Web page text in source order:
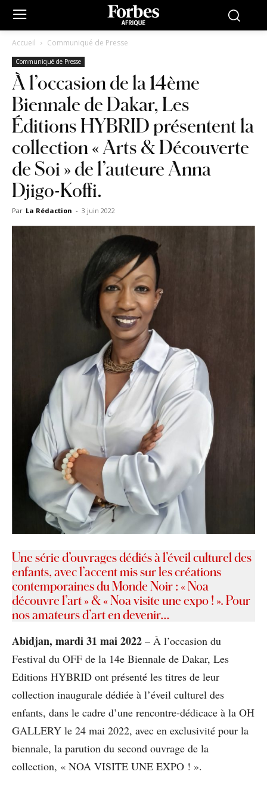
Accueil Communiqué de Presse
Communiqué de Presse
À l’occasion de la 14ème
Biennale de Dakar, Les
Éditions HYBRID présentent la
collection « Arts & Découverte
de Soi » de l’auteure Anna
Djigo-Koffi.
Par La Rédaction - 3 juin 2022
Une série d’ouvrages dédiés à l’éveil culturel des
enfants, avec l’accent mis sur les créations
contemporaines du Monde Noir : « Noa
découvre l’art » & « Noa visite une expo ! ». Pour
nos amateurs d’art en devenir…
Abidjan, mardi 31 mai 2022 – À l’occasion du
Festival du OFF de la 14e Biennale de Dakar, Les
Editions HYBRID ont présenté les titres de leur
collection inaugurale dédiée à l’éveil culturel des
enfants, dans le cadre d’une rencontre-dédicace à la OH
GALLERY le 24 mai 2022, avec en exclusivité pour la
biennale, la parution du second ouvrage de la
collection, « NOA VISITE UNE EXPO ! ».